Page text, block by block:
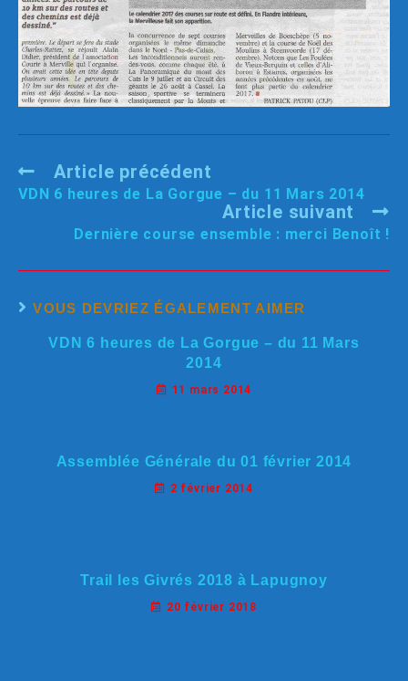
Article précédent
VDN 6 heures de La Gorgue – du 11 Mars 2014
Article suivant
Dernière course ensemble : merci Benoît !
VOUS DEVRIEZ ÉGALEMENT AIMER
VDN 6 heures de La Gorgue – du 11 Mars
2014
11 mars 2014
Assemblée Générale du 01 février 2014
2 février 2014
Trail les Givrés 2018 à Lapugnoy
20 février 2018